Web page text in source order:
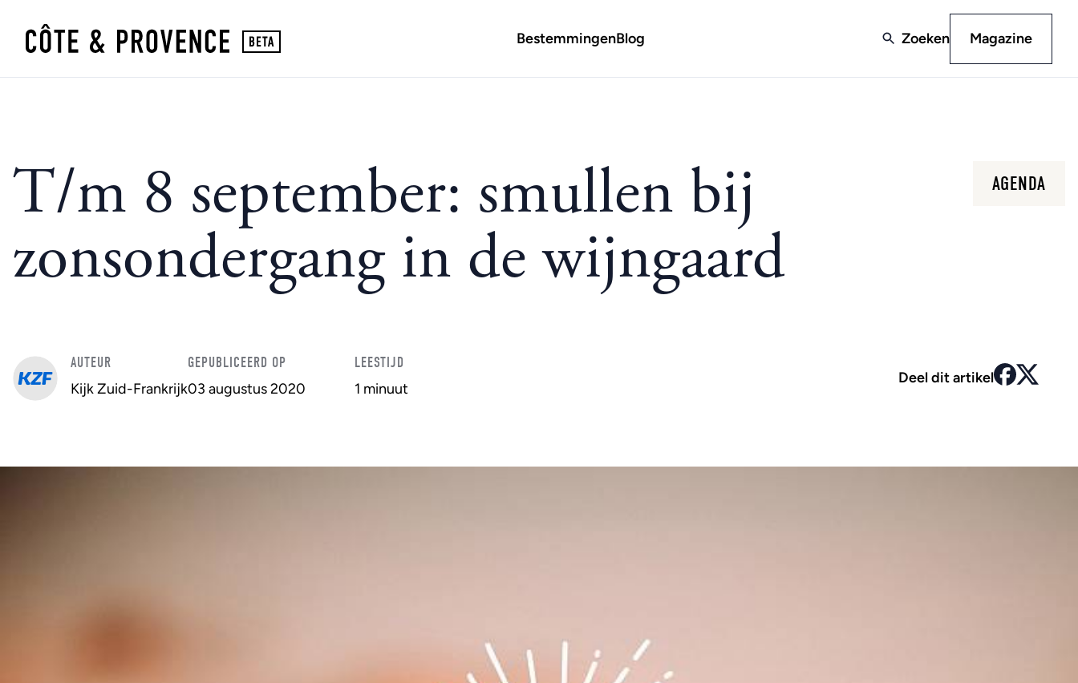
BestemmingenBlog Zoeken Magazine
T/m 8 september: smullen bij
zonsondergang in de wijngaard
AGENDA
AUTEUR
Kijk Zuid-Frankrijk
GEPUBLICEERD OP
03 augustus 2020
LEESTIJD
1 minuut
Deel dit artikel